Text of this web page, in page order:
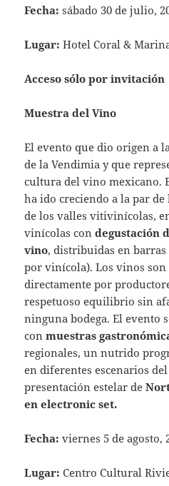
Fecha:sábado 30 de julio,
Lugar:Hotel Coral &
Acceso sólo por invitación
Muestra del Vino
El evento que dio origen a
de la Vendimia y que
cultura del vino mexicano.
ha ido creciendo a la par
de los valles vitivinícolas,
vinícolas condegustación
vino, distribuidas en
por vinícola). Los vinos
directamente por
respetuoso equilibrio sin
ninguna bodega. El evento
conmuestras
regionales, un nutrido
en diferentes escenarios
presentación estelar de
en electronic set.
Fecha: viernes 5 de agosto,
Lugar:Centro Cultural